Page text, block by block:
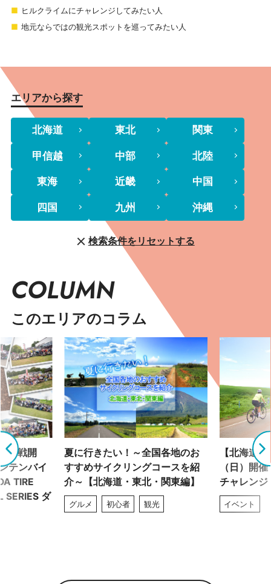
ヒルクライムにチャレンジしてみたい人
地元ならではの観光スポットを巡ってみたい人
エリアから探す
北海道 東北 関東
甲信越 中部 北陸
東海 近畿 中国
四国 九州 沖縄
検索条件をリセットする
COLUMN
このエリアのコラム
7戦開
テンバイ
TIRE
SERIES ダ
夏に行きたい！～全国各地のお
すすめサイクリングコースを紹
介～【北海道・東北・関東編】
グルメ 初心者 観光
【北海道
（日）開
チャレンジ
イベント